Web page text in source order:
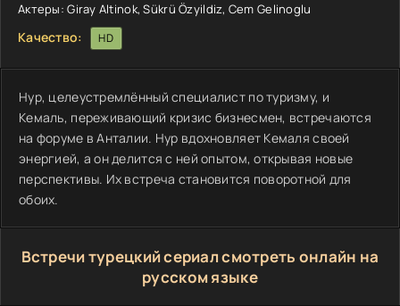
Актеры: Giray Altinok, Sükrü Özyildiz, Cem Gelinoglu
Качество: HD
Нур, целеустремлённый специалист по туризму, и
Кемаль, переживающий кризис бизнесмен, встречаются
на форуме в Анталии. Нур вдохновляет Кемаля своей
энергией, а он делится с ней опытом, открывая новые
перспективы. Их встреча становится поворотной для
обоих.
Встречи турецкий сериал смотреть онлайн на
русском языке